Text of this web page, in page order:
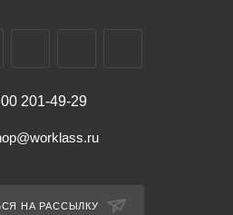
201-49-29
НА РАССЫЛКУ